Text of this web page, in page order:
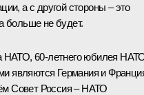
а с другой стороны – это
больше не будет.
НАТО, 60-летнего юбилея
являются Германия и
Совет Россия – НАТО